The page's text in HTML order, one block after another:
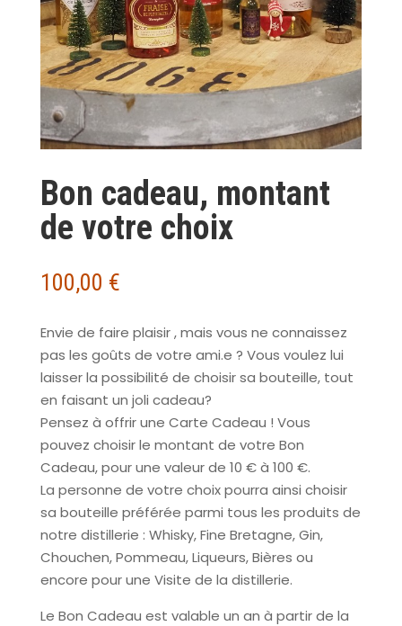
Bon cadeau, montant
de votre choix
100,00 €
Envie de faire plaisir , mais vous ne connaissez
pas les goûts de votre ami.e ? Vous voulez lui
laisser la possibilité de choisir sa bouteille, tout
en faisant un joli cadeau?
Pensez à offrir une Carte Cadeau ! Vous
pouvez choisir le montant de votre Bon
Cadeau, pour une valeur de 10 € à 100 €.
La personne de votre choix pourra ainsi choisir
sa bouteille préférée parmi tous les produits de
notre distillerie : Whisky, Fine Bretagne, Gin,
Chouchen, Pommeau, Liqueurs, Bières ou
encore pour une Visite de la distillerie.
Le Bon Cadeau est valable un an à partir de la